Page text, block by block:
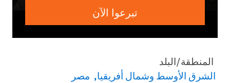
تبرعوا الآن
المنطقة/البلد
الشرق الأوسط وشمال أفريقيا مصر